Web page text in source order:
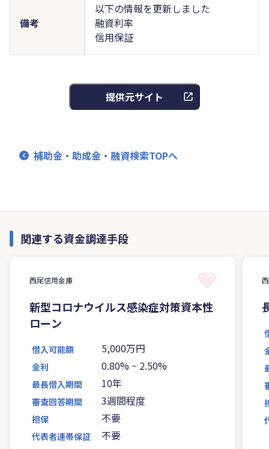
備考
以下の情報を更新しました
融資利率
信用保証
提供元サイト
補助金・助成金・融資検索TOPへ
関連する資金調達手段
西尾信用金庫
新型コロナウイルス感染症対策資本性
ローン
借入可能額 5,000万円
金利 0.80% ~ 2.50%
最長借入期間 10年
審査回答期間 3週間程度
担保 不要
代表者連帯保証 不要